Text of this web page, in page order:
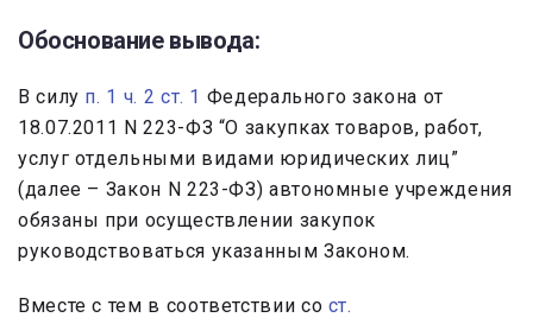
Обоснование вывода:
В силу п. 1 ч. 2 ст. 1 Федерального закона от
18.07.2011 N 223-ФЗ “О закупках товаров, работ,
услуг отдельными видами юридических лиц”
(далее – Закон N 223-ФЗ) автономные учреждения
обязаны при осуществлении закупок
руководствоваться указанным Законом.
Вместе с тем в соответствии со ст.